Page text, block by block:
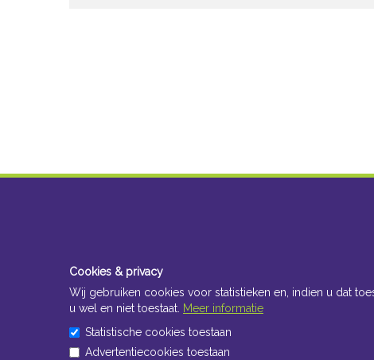
Cookies & privacy
Wij gebruiken cookies voor statistieken en, indien u dat
u wel en niet toestaat. Meer informatie
Statistische cookies toestaan
Advertentiecookies toestaan